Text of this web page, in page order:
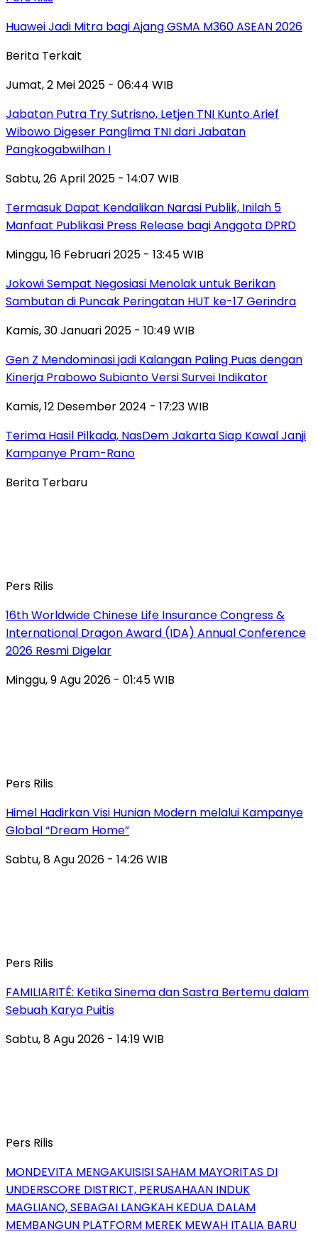
Huawei Jadi Mitra bagi Ajang GSMA M360 ASEAN 2026
Berita Terkait
Jumat, 2 Mei 2025 - 06:44 WIB
Jabatan Putra Try Sutrisno, Letjen TNI Kunto Arief
Wibowo Digeser Panglima TNI dari Jabatan
Pangkogabwilhan I
Sabtu, 26 April 2025 - 14:07 WIB
Termasuk Dapat Kendalikan Narasi Publik, Inilah 5
Manfaat Publikasi Press Release bagi Anggota DPRD
Minggu, 16 Februari 2025 - 13:45 WIB
Jokowi Sempat Negosiasi Menolak untuk Berikan
Sambutan di Puncak Peringatan HUT ke-17 Gerindra
Kamis, 30 Januari 2025 - 10:49 WIB
Gen Z Mendominasi jadi Kalangan Paling Puas dengan
Kinerja Prabowo Subianto Versi Survei Indikator
Kamis, 12 Desember 2024 - 17:23 WIB
Terima Hasil Pilkada, NasDem Jakarta Siap Kawal Janji
Kampanye Pram-Rano
Berita Terbaru
Pers Rilis
16th Worldwide Chinese Life Insurance Congress &
International Dragon Award (IDA) Annual Conference
2026 Resmi Digelar
Minggu, 9 Agu 2026 - 01:45 WIB
Pers Rilis
Himel Hadirkan Visi Hunian Modern melalui Kampanye
Global “Dream Home”
Sabtu, 8 Agu 2026 - 14:26 WIB
Pers Rilis
FAMILIARITÉ: Ketika Sinema dan Sastra Bertemu dalam
Sebuah Karya Puitis
Sabtu, 8 Agu 2026 - 14:19 WIB
Pers Rilis
MONDEVITA MENGAKUISISI SAHAM MAYORITAS DI
UNDERSCORE DISTRICT, PERUSAHAAN INDUK
MAGLIANO, SEBAGAI LANGKAH KEDUA DALAM
MEMBANGUN PLATFORM MEREK MEWAH ITALIA BARU